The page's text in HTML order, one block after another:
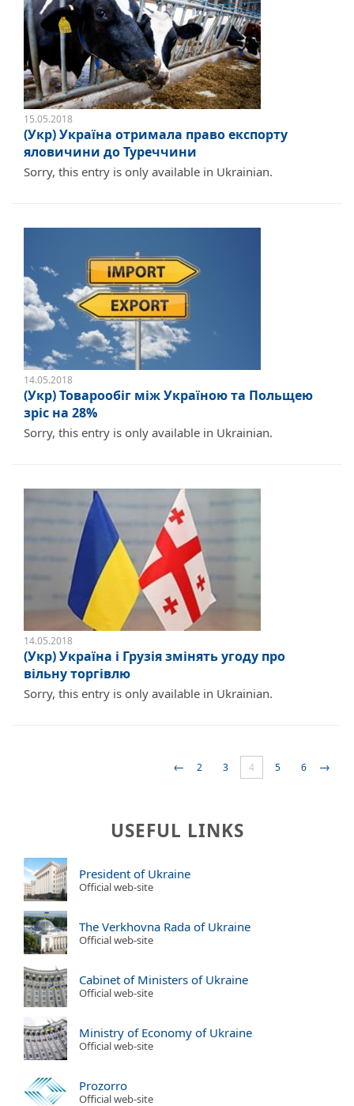
15.05.2018
(Укр) Україна отримала право експорту
яловичини до Туреччини
Sorry, this entry is only available in Ukrainian.
14.05.2018
(Укр) Товарообіг між Україною та Польщею
зріс на 28%
Sorry, this entry is only available in Ukrainian.
14.05.2018
(Укр) Україна і Грузія змінять угоду про
вільну торгівлю
Sorry, this entry is only available in Ukrainian.
← 2 3 4 5 6 →
USEFUL LINKS
President of Ukraine
Official web-site
The Verkhovna Rada of Ukraine
Official web-site
Cabinet of Ministers of Ukraine
Official web-site
Ministry of Economy of Ukraine
Official web-site
Prozorro
Official web-site